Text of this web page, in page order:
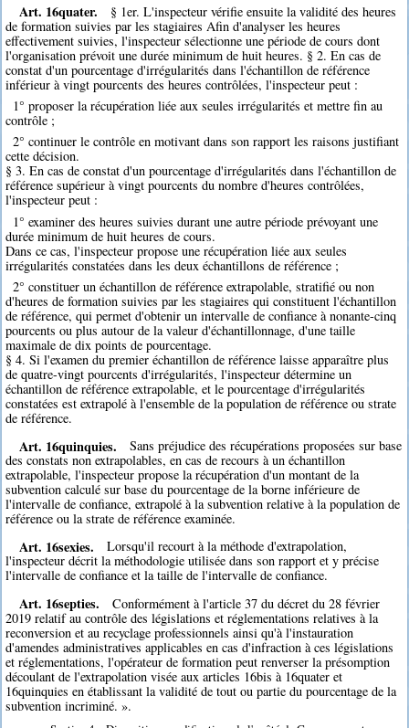
Art. 16quater.
§ 1er. L'inspecteur vérifie ensuite la validité des heures
de formation suivies par les stagiaires Afin d'analyser les heures
effectivement suivies, l'inspecteur sélectionne une période de cours dont
l'organisation prévoit une durée minimum de huit heures. § 2. En cas de
constat d'un pourcentage d'irrégularités dans l'échantillon de référence
inférieur à vingt pourcents des heures contrôlées, l'inspecteur peut :
1° proposer la récupération liée aux seules irrégularités et mettre fin au
contrôle ;
2° continuer le contrôle en motivant dans son rapport les raisons justifiant
cette décision.
§ 3. En cas de constat d'un pourcentage d'irrégularités dans l'échantillon de
référence supérieur à vingt pourcents du nombre d'heures contrôlées,
l'inspecteur peut :
1° examiner des heures suivies durant une autre période prévoyant une
durée minimum de huit heures de cours.
Dans ce cas, l'inspecteur propose une récupération liée aux seules
irrégularités constatées dans les deux échantillons de référence ;
2° constituer un échantillon de référence extrapolable, stratifié ou non
d'heures de formation suivies par les stagiaires qui constituent l'échantillon
de référence, qui permet d'obtenir un intervalle de confiance à nonante-cinq
pourcents ou plus autour de la valeur d'échantillonnage, d'une taille
maximale de dix points de pourcentage.
§ 4. Si l'examen du premier échantillon de référence laisse apparaître plus
de quatre-vingt pourcents d'irrégularités, l'inspecteur détermine un
échantillon de référence extrapolable, et le pourcentage d'irrégularités
constatées est extrapolé à l'ensemble de la population de référence ou strate
de référence.
Art. 16quinquies.
Sans préjudice des récupérations proposées sur base
des constats non extrapolables, en cas de recours à un échantillon
extrapolable, l'inspecteur propose la récupération d'un montant de la
subvention calculé sur base du pourcentage de la borne inférieure de
l'intervalle de confiance, extrapolé à la subvention relative à la population de
référence ou la strate de référence examinée.
Art. 16sexies.
Lorsqu'il recourt à la méthode d'extrapolation,
l'inspecteur décrit la méthodologie utilisée dans son rapport et y précise
l'intervalle de confiance et la taille de l'intervalle de confiance.
Art. 16septies.
Conformément à l'article 37 du décret du 28 février
2019 relatif au contrôle des législations et réglementations relatives à la
reconversion et au recyclage professionnels ainsi qu'à l'instauration
d'amendes administratives applicables en cas d'infraction à ces législations
et réglementations, l'opérateur de formation peut renverser la présomption
découlant de l'extrapolation visée aux articles 16bis à 16quater et
16quinquies en établissant la validité de tout ou partie du pourcentage de la
subvention incriminé. ».